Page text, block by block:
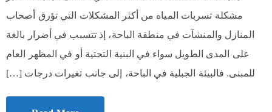
مشكلة تسربات المياه من أكثر المشكلات التي تؤرق أصحاب
المنازل والمنشآت في منطقة الباحة، إذ تتسبب في أضرار بالغة
على المدى الطويل سواء في البنية التحتية أو في المظهر العام
للمبنى. فالبيئة الجبلية في الباحة، إلى جانب تغيرات درجات […]